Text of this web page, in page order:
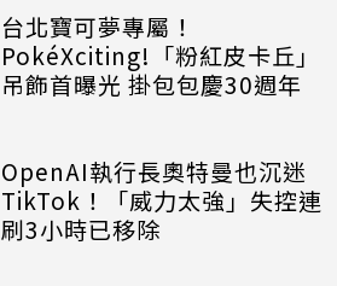
台北寶可夢專屬！
PokéXciting!「粉紅皮卡丘」
吊飾首曝光 掛包包慶30週年
OpenAI執行長奧特曼也沉迷
TikTok！「威力太強」失控連
刷3小時已移除